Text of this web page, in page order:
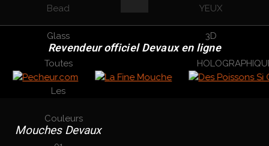
Revendeur officiel Devaux en ligne
Mouches Devaux